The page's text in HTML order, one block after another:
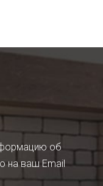
об
на ваш Email